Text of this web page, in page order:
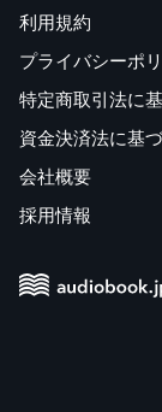
利用規約
プライバシーポ
特定商取引法に
資金決済法に基
会社概要
採用情報